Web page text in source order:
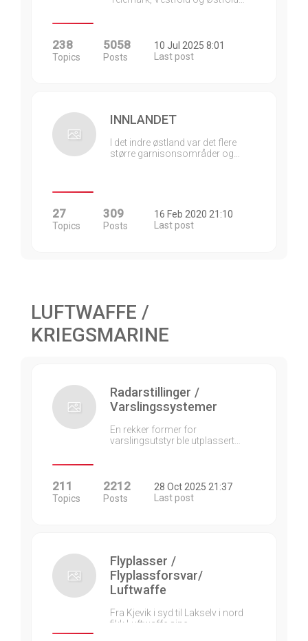
238
Topics
5058
Posts
10 Jul 2025 8:01
Last post
INNLANDET
I det indre østland var det flere
større garnisonsområder og…
27
Topics
309
Posts
16 Feb 2020 21:10
Last post
LUFTWAFFE /
KRIEGSMARINE
Radarstillinger /
Varslingssystemer
En rekker former for
varslingsutstyr ble utplassert…
211
Topics
2212
Posts
28 Oct 2025 21:37
Last post
Flyplasser /
Flyplassforsvar/
Luftwaffe
Fra Kjevik i syd til Lakselv i nord
fikk Luftwaffe sine…